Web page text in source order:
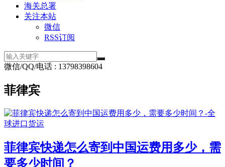
海关总署
关注本站
微信
RSS订阅
微信/QQ/电话 : 13798398604
菲律宾
菲律宾快递怎么寄到中国运费用多少，需
要多少时间？